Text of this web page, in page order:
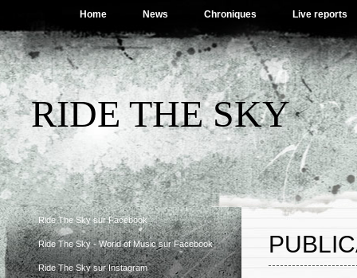
Home News Chroniques Live reports
RIDE THE SKY
Ride The Sky sur Facebook
Ride The Sky - World of Music sur Facebook
Ride The Sky sur Instagram